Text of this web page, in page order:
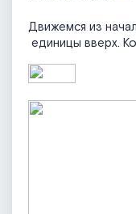
Движемся из
единицы вверх.